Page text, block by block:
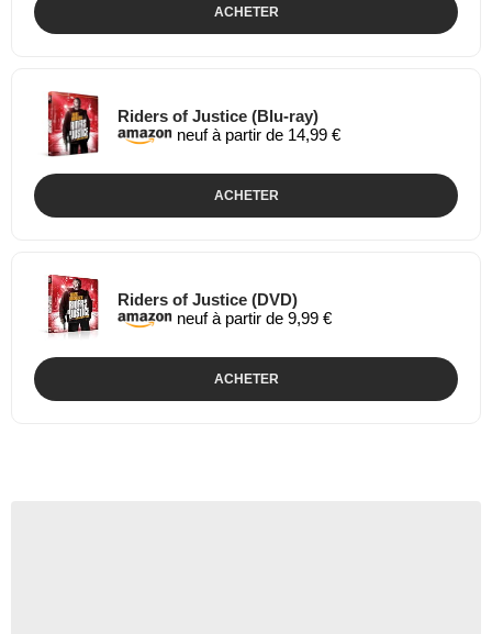
ACHETER
Riders of Justice (Blu-ray)
neuf à partir de 14,99 €
ACHETER
Riders of Justice (DVD)
neuf à partir de 9,99 €
ACHETER